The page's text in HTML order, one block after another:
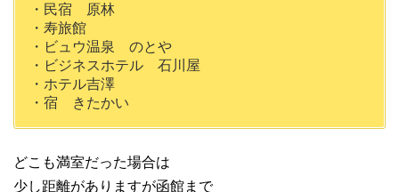
・民宿 原林
・寿旅館
・ビュウ温泉 のとや
・ビジネスホテル 石川屋
・ホテル吉澤
・宿 きたかい
どこも満室だった場合は
少し距離がありますが函館まで